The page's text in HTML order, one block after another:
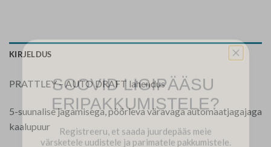
KIRJELDUS
PRATTLEY – AUTO DRAFT lahendus
5-suunalise jagamisega, pöörleva väravaga automaatjagajaga
kaalupuur
SOOVID LIGIPÄÄSU
ERIPAKKUMISTELE?
Registreeru, et saada juurdepääs meie
värsketele uudistele ja parimatele pakkumistele.